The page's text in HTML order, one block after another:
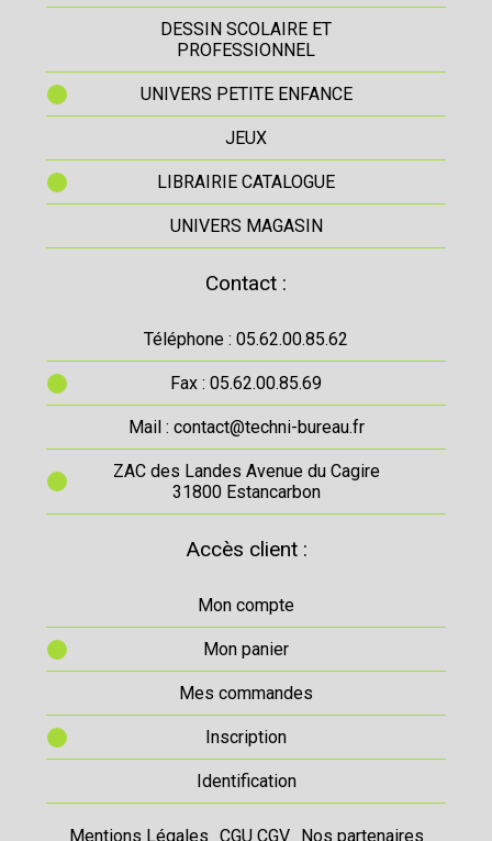
DESSIN SCOLAIRE ET
PROFESSIONNEL
UNIVERS PETITE ENFANCE
JEUX
LIBRAIRIE CATALOGUE
UNIVERS MAGASIN
Contact :
Téléphone : 05.62.00.85.62
Fax : 05.62.00.85.69
Mail : contact@techni-bureau.fr
ZAC des Landes Avenue du Cagire
31800 Estancarbon
Accès client :
Mon compte
Mon panier
Mes commandes
Inscription
Identification
Mentions Légales CGU CGV Nos partenaires